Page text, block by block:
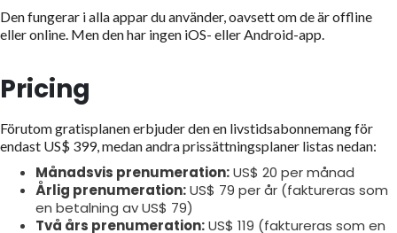
Den fungerar i alla appar du använder, oavsett om de är offline
eller online. Men den har ingen iOS- eller Android-app.
Pricing
Förutom gratisplanen erbjuder den en livstidsabonnemang för
endast US$ 399, medan andra prissättningsplaner listas nedan:
Månadsvis prenumeration:US$ 20 per månad
Årlig prenumeration:US$ 79 per år (faktureras som
en betalning av US$ 79)
Två års prenumeration:US$ 119 (faktureras som en